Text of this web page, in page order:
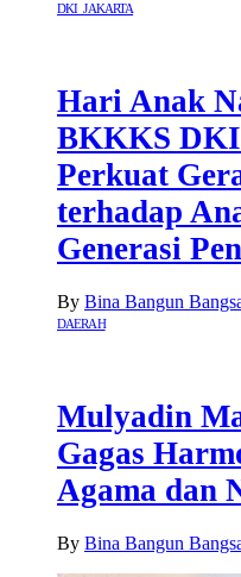
DKI JAKARTA
Hari Anak
BKKKS
Perkuat
terhadap
Generasi
By Bina Bangun
DAERAH
Mulyadin
Gagas
Agama dan
By Bina Bangun